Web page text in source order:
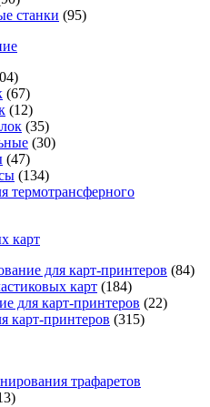
станки (95)
(67)
(12)
(35)
(30)
(47)
(134)
термотрансферного
карт
для карт-принтеров (84)
карт (184)
для карт-принтеров (22)
карт-принтеров (315)
трафаретов